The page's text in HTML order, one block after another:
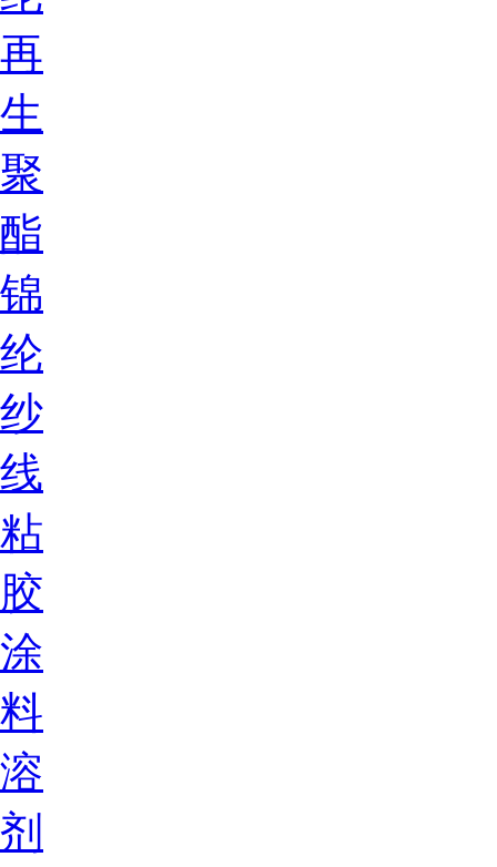
再
生
聚
酯
锦
纶
纱
线
粘
胶
涂
料
溶
剂